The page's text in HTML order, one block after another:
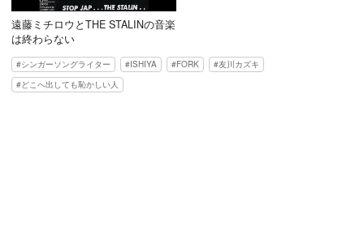
遠藤ミチロウとTHE STALINの音楽
は終わらない
シンガーソングライター ISHIYA FORK
友川カズキ
どこへ出しても恥かしい人